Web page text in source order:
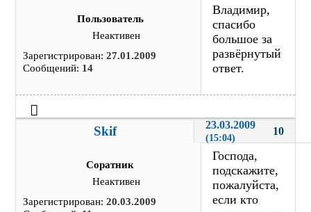
Пользователь
Неактивен
Зарегистрирован:27.01.2009
Сообщений: 14
Владимир,
спасибо
большое за
развёрнутый
ответ.
10
Skif 23.03.2009
(15:04)
Соратник
Неактивен
Зарегистрирован:20.03.2009
Господа,
подскажите,
пожалуйста,
если кто